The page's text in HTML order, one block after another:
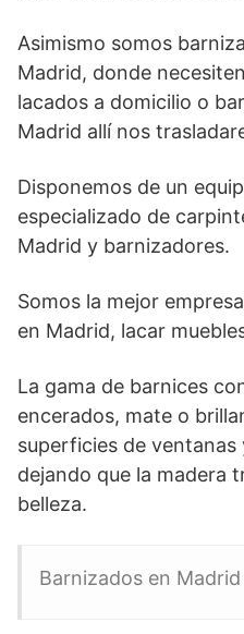
Asimismo somos
Madrid, donde
lacados a domicilio o
Madrid allí nos
Disponemos de un
especializado de
Madrid y barnizadores.
Somos la mejor
en Madrid, lacar
La gama de barnices
encerados, mate o
superficies de
dejando que la madera
belleza.
Barnizados en